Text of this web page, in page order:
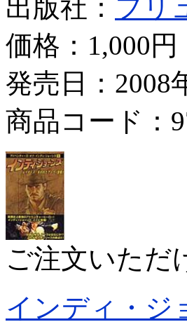
出版社： フリ
価格： 1,000円
発売日：2008
商品コード：
ご注文いただ
インディ・